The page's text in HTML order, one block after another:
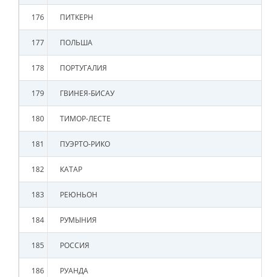
176 ПИТКЕРН
177 ПОЛЬША
178 ПОРТУГАЛИЯ
179 ГВИНЕЯ-БИСАУ
180 ТИМОР-ЛЕСТЕ
181 ПУЭРТО-РИКО
182 КАТАР
183 РЕЮНЬОН
184 РУМЫНИЯ
185 РОССИЯ
186 РУАНДА